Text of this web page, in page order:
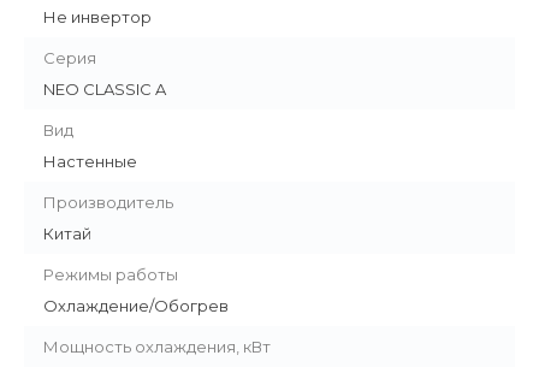
Не инвертор
Серия
NEO CLASSIC A
Вид
Настенные
Производитель
Китай
Режимы работы
Охлаждение/Обогрев
Мощность охлаждения, кВт